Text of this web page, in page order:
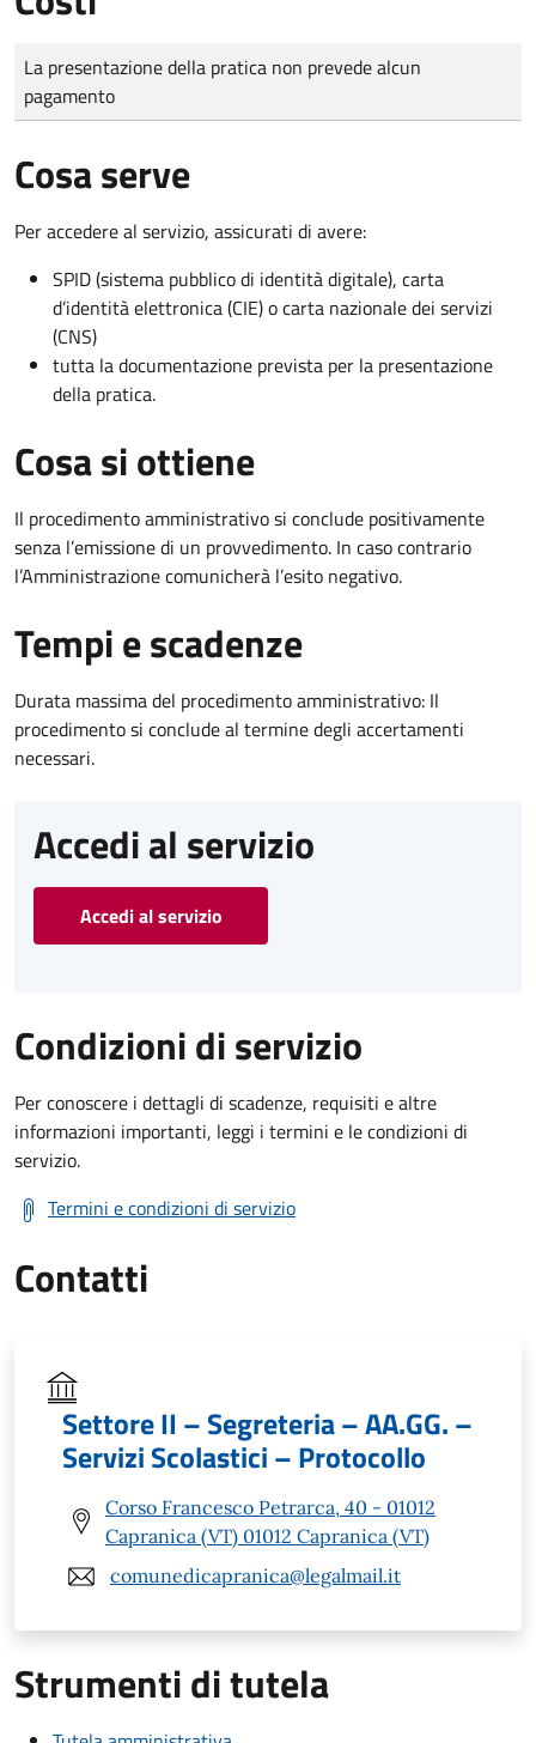
Tipo di pagamento
Importo
La presentazione della pratica non prevede alcun
pagamento
Cosa serve
Per accedere al servizio, assicurati di avere:
SPID (sistema pubblico di identità digitale), carta
d’identità elettronica (CIE) o carta nazionale dei servizi
(CNS)
tutta la documentazione prevista per la presentazione
della pratica.
Cosa si ottiene
Il procedimento amministrativo si conclude positivamente
senza l’emissione di un provvedimento. In caso contrario
l’Amministrazione comunicherà l’esito negativo.
Tempi e scadenze
Durata massima del procedimento amministrativo: Il
procedimento si conclude al termine degli accertamenti
necessari.
Accedi al servizio
Accedi al servizio
Condizioni di servizio
Per conoscere i dettagli di scadenze, requisiti e altre
informazioni importanti, leggi i termini e le condizioni di
servizio.
Termini e condizioni di servizio
Contatti
Settore II – Segreteria – AA.GG. –
Servizi Scolastici – Protocollo
Corso Francesco Petrarca, 40 - 01012
Capranica (VT) 01012 Capranica (VT)
comunedicapranica@legalmail.it
Strumenti di tutela